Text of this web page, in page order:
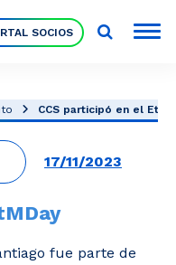
SOCIOS
CCS participó en el
17/11/2023
fue parte de